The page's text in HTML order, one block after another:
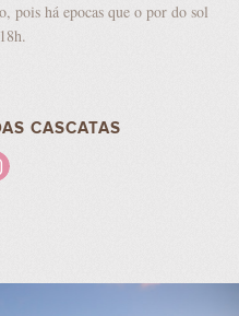
pois há epocas que o por do sol
CASCATAS